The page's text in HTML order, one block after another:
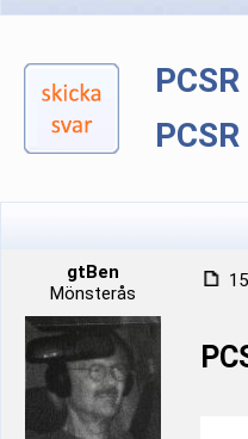
PCSR
gtBen
Mönsterås